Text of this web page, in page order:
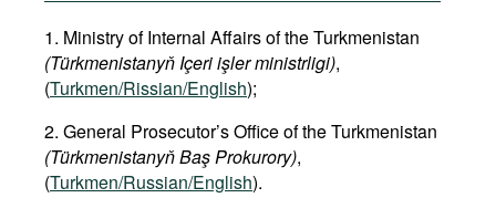
1. Ministry of Internal Affairs of the Turkmenistan
(Türkmenistanyň Içeri işler ministrligi),
(Turkmen/Rissian/English);
2. General Prosecutor’s Office of the Turkmenistan
(Türkmenistanyň Baş Prokurory),
(Turkmen/Russian/English).